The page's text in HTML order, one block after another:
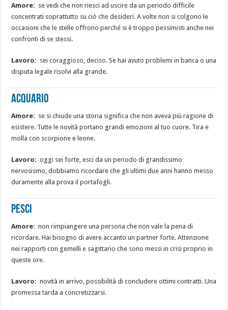
Amore: se vedi che non riesci ad uscire da un periodo difficile
concentrati soprattutto su ciò che desideri. A volte non si colgono le
occasioni che le stelle offrono perché si è troppo pessimisti anche nei
confronti di se stessi.
Lavoro: sei coraggioso, deciso. Se hai avuto problemi in banca o una
disputa legale risolvi alla grande.
Acquario
Amore: se si chiude una storia significa che non aveva più ragione di
esistere. Tutte le novità portano grandi emozioni al tuo cuore. Tira e
molla con scorpione e leone.
Lavoro: oggi sei forte, esci da un periodo di grandissimo
nervosismo, dobbiamo ricordare che gli ultimi due anni hanno messo
duramente alla prova il portafogli.
Pesci
Amore: non rimpiangere una persona che non vale la pena di
ricordare. Hai bisogno di avere accanto un partner forte. Attenzione
nei rapporti con gemelli e sagittario che sono messi in crisi proprio in
queste ore.
Lavoro: novità in arrivo, possibilità di concludere ottimi contratti. Una
promessa tarda a concretizzarsi.